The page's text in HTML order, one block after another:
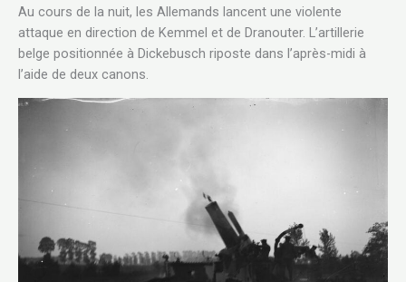
Au cours de la nuit, les Allemands lancent une violente
attaque en direction de Kemmel et de Dranouter. L’artillerie
belge positionnée à Dickebusch riposte dans l’après-midi à
l’aide de deux canons.